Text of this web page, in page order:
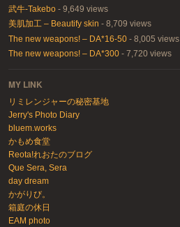
武牛-Takebo- 9,649 views
美肌加工 – Beautify skin - 8,709 views
The new weapons! – DA*16-50- 8,005 views
The new weapons! – DA*300- 7,720 views
MY LINK
リミレンジャーの秘密基地
Jerry's Photo Diary
bluem.works
かもめ食堂
Reota!れおたのブログ
Que Sera, Sera
day dream
かがりび。
箱庭の休日
EAM photo